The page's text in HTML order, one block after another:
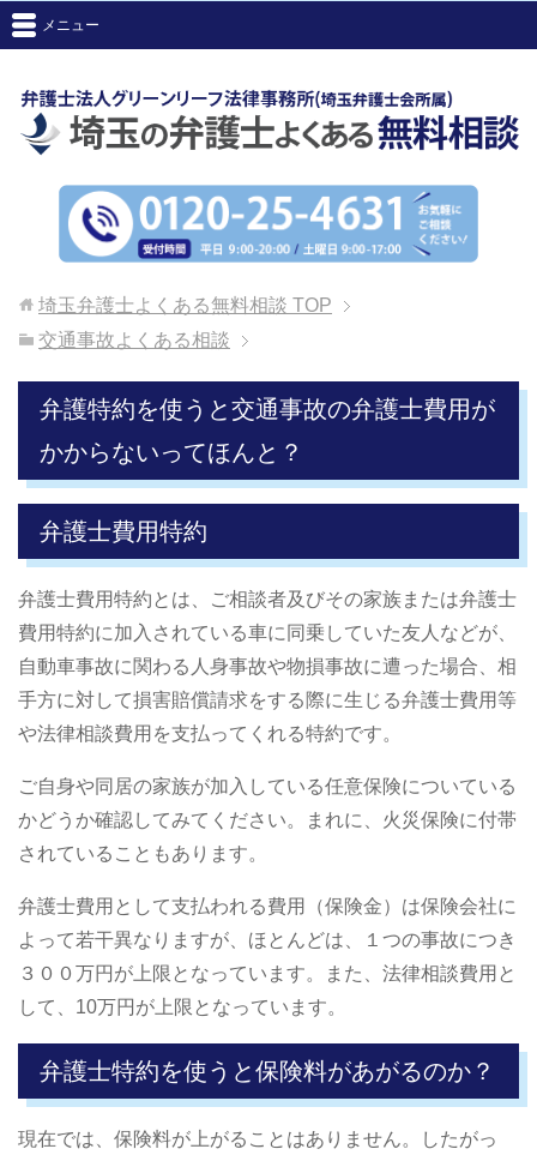
メニュー
埼玉弁護士よくある無料相談 TOP
交通事故よくある相談
弁護特約を使うと交通事故の弁護士費用が
かからないってほんと？
弁護士費用特約
弁護士費用特約とは、ご相談者及びその家族または弁護士
費用特約に加入されている車に同乗していた友人などが、
自動車事故に関わる人身事故や物損事故に遭った場合、相
手方に対して損害賠償請求をする際に生じる弁護士費用等
や法律相談費用を支払ってくれる特約です。
ご自身や同居の家族が加入している任意保険についている
かどうか確認してみてください。まれに、火災保険に付帯
されていることもあります。
弁護士費用として支払われる費用（保険金）は保険会社に
よって若干異なりますが、ほとんどは、１つの事故につき
３００万円が上限となっています。また、法律相談費用と
して、10万円が上限となっています。
弁護士特約を使うと保険料があがるのか？
現在では、保険料が上がることはありません。したがっ